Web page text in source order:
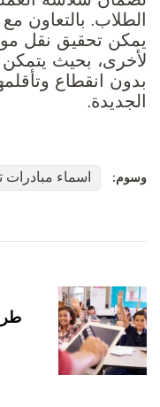
الطلاب. بالتعاون
يمكن تحقيق نقل
لأخرى، بحيث
بدون انقطاع
الجديدة.
وسوم: اسماء مبادرات
بين
التدوينات